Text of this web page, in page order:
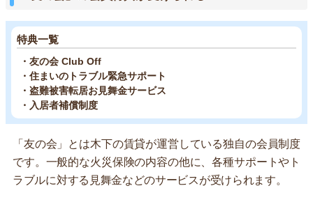
特典一覧
・友の会 Club Off
・住まいのトラブル緊急サポート
・盗難被害転居お見舞金サービス
・入居者補償制度
「友の会」とは木下の賃貸が運営している独自の会員制度
です。一般的な火災保険の内容の他に、各種サポートやト
ラブルに対する見舞金などのサービスが受けられます。